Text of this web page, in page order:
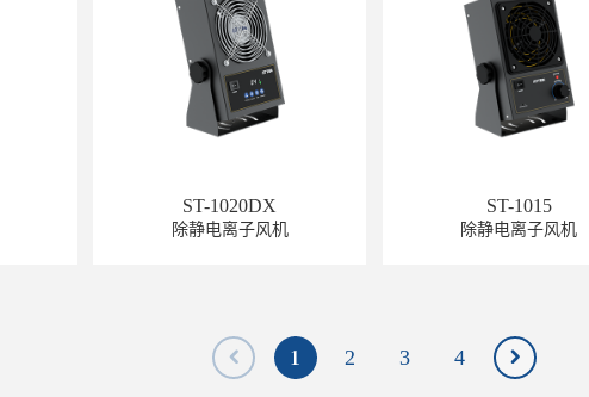
ST-1020DX
除静电离子风机
ST-1015
除静电离子风机
1 2 3 4